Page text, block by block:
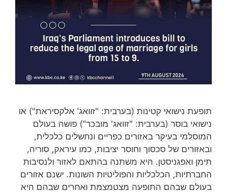
תופעת נישואי קטינות (בערבית: "זוואג' אלקסיראת") או
נישואי בוסר (בערבית: "זוואג' מובכר") פושה בעולם
המוסלמי בעיקר באזורים כפריים ונחשלים כלכלית,
ובאזורים של סכסוך וחוסר יציבות, כמו עיראק, סוריה,
תימן ואפגניסטן. היא משתנה בהתאם לאזור ולנסיבות
החברתיות, הכלכליות והפוליטיות השונות. ישנם אזורים
בעולם שבהם התופעה מצטמצמת ואחרים שבהם היא